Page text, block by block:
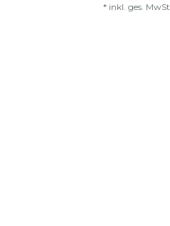
* inkl. ges. MwSt.